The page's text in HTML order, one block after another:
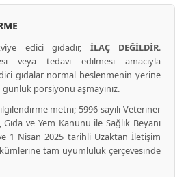
edici gıdadır, İLAÇ DEĞİLDİR.
veya tedavi edilmesi amacıyla
gıdalar normal beslenmenin yerine
porsiyonu aşmayınız.
metni; 5996 sayılı Veteriner
ve Yem Kanunu ile Sağlık Beyanı
1 Nisan 2025 tarihli Uzaktan İletişim
tam uyumluluk çerçevesinde